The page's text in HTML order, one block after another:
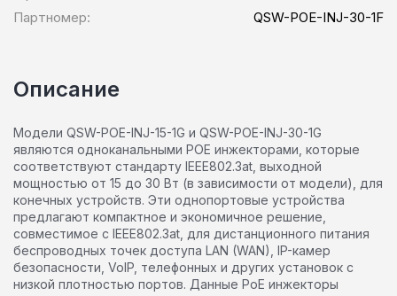
Партномер:
QSW-POE-INJ-30-1F
Описание
Модели QSW-POE-INJ-15-1G и QSW-POE-INJ-30-1G
являются одноканальными POE инжекторами, которые
соответствуют стандарту IEEE802.3at, выходной
мощностью от 15 до 30 Вт (в зависимости от модели), для
конечных устройств. Эти однопортовые устройства
предлагают компактное и экономичное решение,
совместимое с IEEE802.3at, для дистанционного питания
беспроводных точек доступа LAN (WAN), IP-камер
безопасности, VoIP, телефонных и других установок с
низкой плотностью портов. Данные РоЕ инжекторы